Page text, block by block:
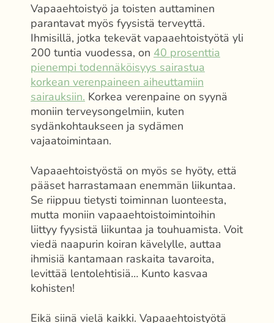
Vapaaehtoistyö ja toisten auttaminen
parantavat myös fyysistä terveyttä.
Ihmisillä, jotka tekevät vapaaehtoistyötä yli
200 tuntia vuodessa, on 40 prosenttia
pienempi todennäköisyys sairastua
korkean verenpaineen aiheuttamiin
sairauksiin. Korkea verenpaine on syynä
moniin terveysongelmiin, kuten
sydänkohtaukseen ja sydämen
vajaatoimintaan.
Vapaaehtoistyöstä on myös se hyöty, että
pääset harrastamaan enemmän liikuntaa.
Se riippuu tietysti toiminnan luonteesta,
mutta moniin vapaaehtoistoimintoihin
liittyy fyysistä liikuntaa ja touhuamista. Voit
viedä naapurin koiran kävelylle, auttaa
ihmisiä kantamaan raskaita tavaroita,
levittää lentolehtisiä… Kunto kasvaa
kohisten!
Eikä siinä vielä kaikki. Vapaaehtoistyötä